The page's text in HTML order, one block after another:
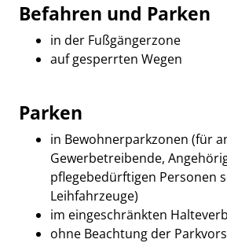
Befahren und Parken
in der Fußgängerzone
auf gesperrten Wegen
Parken
in Bewohnerparkzonen (für
Gewerbetreibende,
pflegebedürftigen Personen
Leihfahrzeuge)
im eingeschränkten
ohne Beachtung der